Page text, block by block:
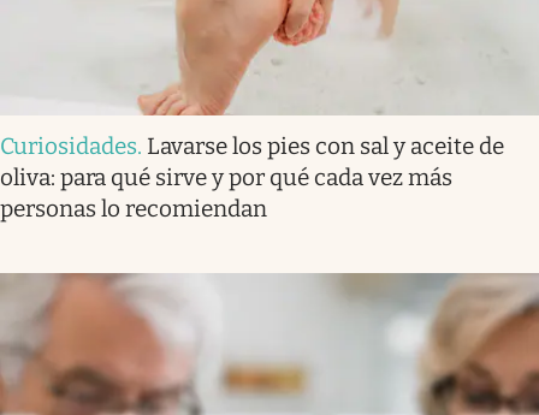
Curiosidades. Lavarse los pies con sal y aceite de
oliva: para qué sirve y por qué cada vez más
personas lo recomiendan